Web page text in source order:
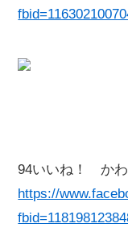
94いいね！ かわ
https://